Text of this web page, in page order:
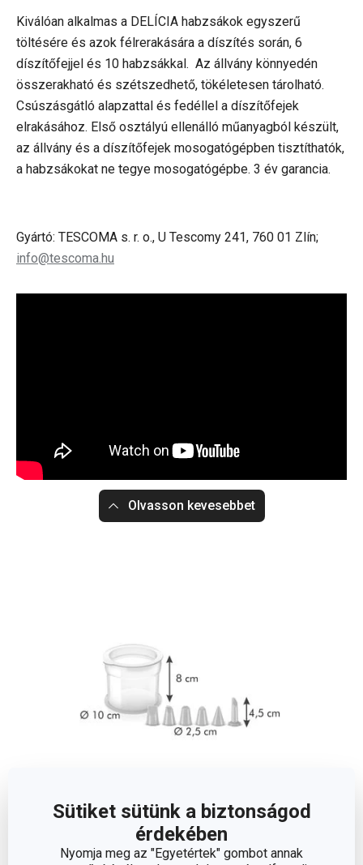
Sütiket sütünk a biztonságod
érdekében
Nyomja meg az "Egyetértek" gombot annak
Kiválóan alkalmas a DELÍCIA habzsákok egyszerű
töltésére és azok félrerakására a díszítés során, 6
díszítőfejjel és 10 habzsákkal. Az állvány könnyedén
összerakható és szétszedhető, tökéletesen tárolható.
Csúszásgátló alapzattal és fedéllel a díszítőfejek
elrakásához. Első osztályú ellenálló műanyagból készült,
az állvány és a díszítőfejek mosogatógépben tisztíthatók,
a habzsákokat ne tegye mosogatógépbe. 3 év garancia.
Gyártó: TESCOMA s. r. o., U Tescomy 241, 760 01 Zlín;
info@tescoma.hu
Olvasson kevesebbet